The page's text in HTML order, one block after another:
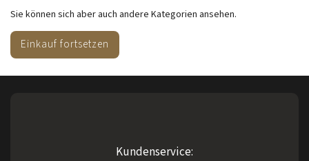
Sie können sich aber auch andere Kategorien ansehen.
Einkauf fortsetzen
Kundenservice: